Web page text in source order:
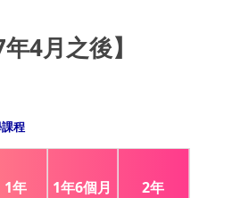
年4月之後】
程
1年 1年6個月 2年